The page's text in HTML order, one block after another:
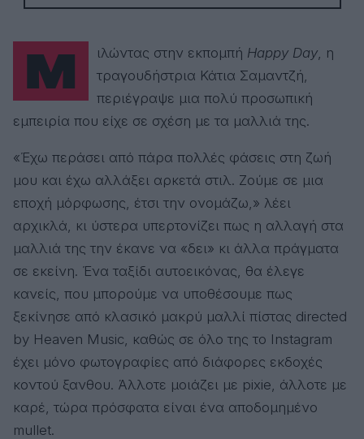
Μιλώντας στην εκπομπή Happy Day, η
τραγουδήστρια Κάτια Σαμαντζή,
περιέγραψε μια πολύ προσωπική
εμπειρία που είχε σε σχέση με τα μαλλιά της.
«Έχω περάσει από πάρα πολλές φάσεις στη ζωή
μου και έχω αλλάξει αρκετά στιλ. Ζούμε σε μια
εποχή μόρφωσης, έτσι την ονομάζω,» λέει
αρχικλά, κι ύστερα υπερτονίζει πως η αλλαγή στα
μαλλιά της την έκανε να «δει» κι άλλα πράγματα
σε εκείνη. Ένα ταξίδι αυτοεικόνας, θα έλεγε
κανείς, που μπορούμε να υποθέσουμε πως
ξεκίνησε από κλασικό μακρύ μαλλί πίστας directed
by Heaven Music, καθώς σε όλο της το Instagram
έχει μόνο φωτογραφίες από διάφορες εκδοχές
κοντού ξανθου. Άλλοτε μοιάζει με pixie, άλλοτε με
καρέ, τώρα πρόσφατα είναι ένα αποδομημένο
mullet.